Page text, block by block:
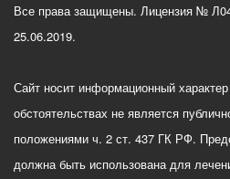
Все права защищены. Лицензия №
25.06.2019.
Сайт носит информационный
обстоятельствах не является
положениями ч. 2 ст. 437 ГК РФ.
должна быть использована для